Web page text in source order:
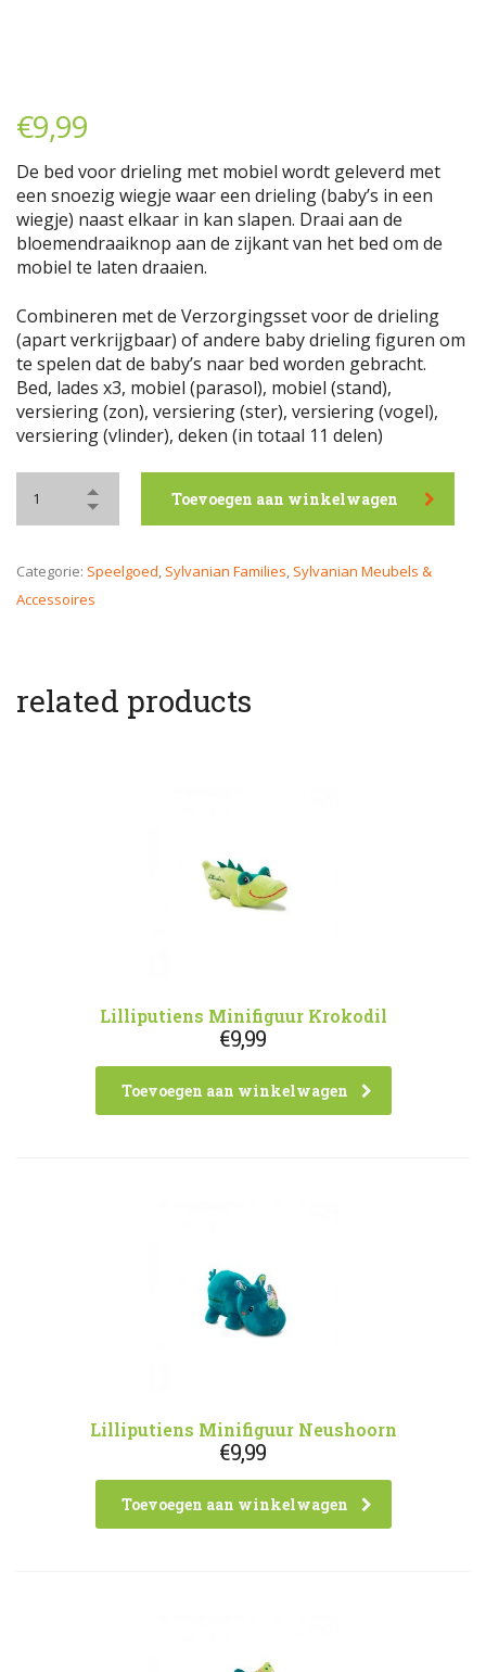
€9,99
De bed voor drieling met mobiel wordt geleverd met
een snoezig wiegje waar een drieling (baby’s in een
wiegje) naast elkaar in kan slapen. Draai aan de
bloemendraaiknop aan de zijkant van het bed om de
mobiel te laten draaien.
Combineren met de Verzorgingsset voor de drieling
(apart verkrijgbaar) of andere baby drieling figuren om
te spelen dat de baby’s naar bed worden gebracht.
Bed, lades x3, mobiel (parasol), mobiel (stand),
versiering (zon), versiering (ster), versiering (vogel),
versiering (vlinder), deken (in totaal 11 delen)
Toevoegen aan winkelwagen
Categorie: Speelgoed, Sylvanian Families, Sylvanian Meubels &
Accessoires
related products
Lilliputiens Minifiguur Krokodil
€9,99
Toevoegen aan winkelwagen
Lilliputiens Minifiguur Neushoorn
€9,99
Toevoegen aan winkelwagen